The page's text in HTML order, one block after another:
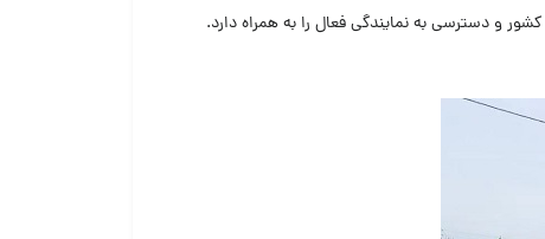
و دسترسی به نمایندگی فعال را به همراه دارد.